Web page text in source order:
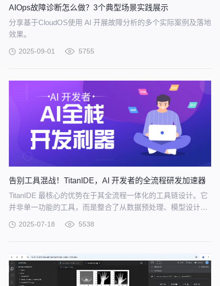
AIOps故障诊断怎么做？3个典型场景实践展示
分享基于CloudOS使用 AI 开展故障分析的多个实际案例及落地
效果。
2025-09-01 5755
告别工具混战！TitanIDE，AI 开发者的全流程研发加速器
TitanIDE 最核心的优势在于其全流程一体化的工具链设计。它
并非单一功能的工具，而是整合了从数据预处理、模型设计、
生命周期的工作平台。
2025-07-18 5538